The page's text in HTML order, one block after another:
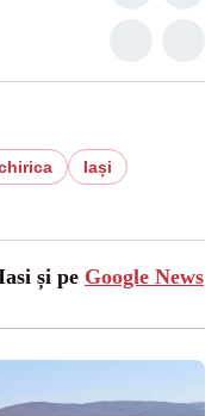
Iași
și pe Google News